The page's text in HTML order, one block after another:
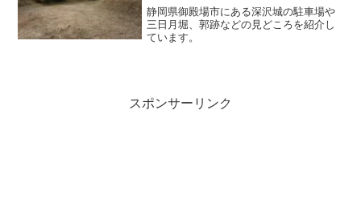
静岡県御殿場市にある深沢城の駐車場や
三日月堀、郭跡などの見どころを紹介し
ています。
スポンサーリンク